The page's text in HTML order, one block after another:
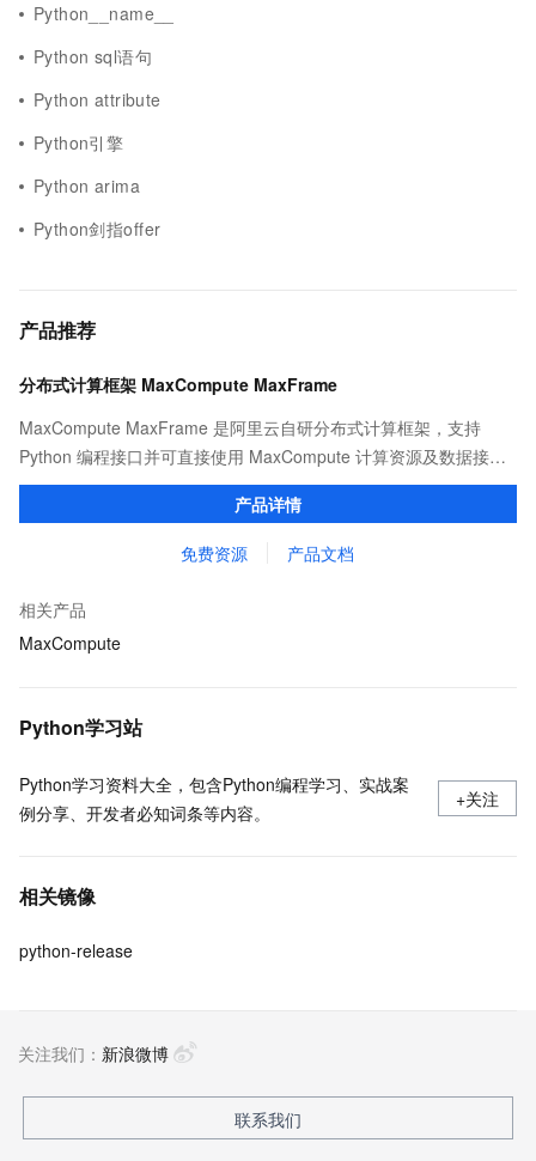
Python__name__
Python sql语句
Python attribute
Python引擎
Python arima
Python剑指offer
产品推荐
分布式计算框架 MaxCompute MaxFrame
MaxCompute MaxFrame 是阿里云自研分布式计算框架，支持
Python 编程接口并可直接使用 MaxCompute 计算资源及数据接
口，与 MaxCompute Notebook、镜像管理等功能共同构成
MaxCompute 完整 Python 开发生态。
产品详情
免费资源 产品文档
相关产品
MaxCompute
Python学习站
Python学习资料大全，包含Python编程学习、实战案
例分享、开发者必知词条等内容。
+关注
相关镜像
python-release
关注我们： 新浪微博
联系我们